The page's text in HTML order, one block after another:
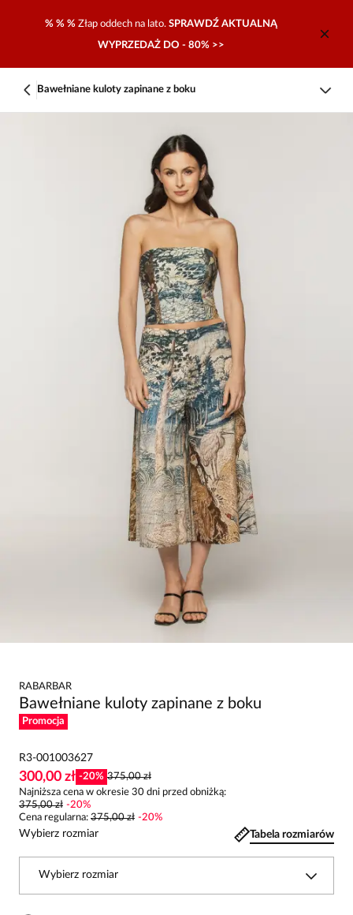
% % % Złap oddech na lato. SPRAWDŹ AKTUALNĄ
WYPRZEDAŻ DO - 80% >>
Bawełniane kuloty zapinane z boku
RABARBAR
Bawełniane kuloty zapinane z boku
Promocja
R3-001003627
300,00 zł -20% 375,00 zł
Najniższa cena w okresie 30 dni przed obniżką:
375,00 zł -20%
Cena regularna: 375,00 zł -20%
Wybierz rozmiar Tabela rozmiarów
Wybierz rozmiar